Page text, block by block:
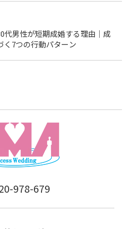
代男性が短期成婚する理由｜成
く7つの行動パターン
978-679